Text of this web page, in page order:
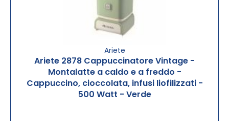
Ariete
Ariete 2878 Cappuccinatore Vintage -
Montalatte a caldo e a freddo -
Cappuccino, cioccolata, infusi liofilizzati -
500 Watt - Verde